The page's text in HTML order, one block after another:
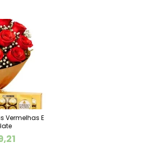
Vermelhas E